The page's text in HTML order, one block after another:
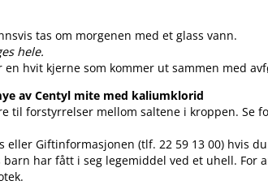
tas om morgenen med et glass vann.
hele.
hvit kjerne som kommer ut sammen med
av Centyl mite med kaliumklorid
til forstyrrelser mellom saltene i kroppen. Se
eller Giftinformasjonen (tlf. 22 59 13 00) hvis
har fått i seg legemiddel ved et uhell. For